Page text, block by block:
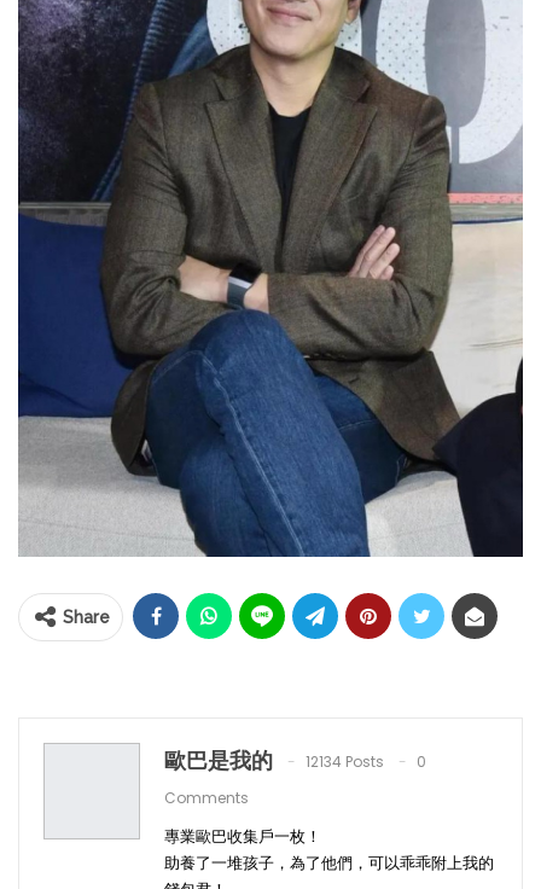
Share
歐巴是我的 12134 Posts
0
Comments
專業歐巴收集戶一枚！
助養了一堆孩子，為了他們，可以乖乖附上我的